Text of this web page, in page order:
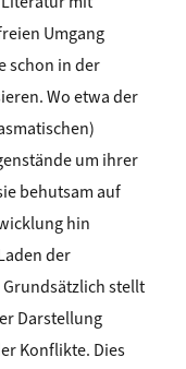
Umgang
schon in der
Wo etwa der
um ihrer
behutsam auf
hin
der
stellt
Darstellung
Konflikte. Dies